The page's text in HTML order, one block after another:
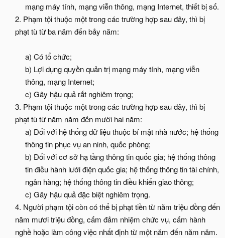
mạng máy tính, mạng viễn thông, mạng Internet, thiết bị số.​
2. Phạm tội thuộc một trong các trường hợp sau đây, thì bị
phạt tù từ ba năm đến bảy năm:
a) Có tổ chức;
b) Lợi dụng quyền quản trị mạng máy tính, mạng viễn
thông, mạng Internet;
c) Gây hậu quả rất nghiêm trọng;​
3. Phạm tội thuộc một trong các trường hợp sau đây, thì bị
phạt tù từ năm năm đến mười hai năm:
a) Đối với hệ thống dữ liệu thuộc bí mật nhà nước; hệ thống
thông tin phục vụ an ninh, quốc phòng;
b) Đối với cơ sở hạ tầng thông tin quốc gia; hệ thống thông
tin điều hành lưới điện quốc gia; hệ thống thông tin tài chính,
ngân hàng; hệ thống thông tin điều khiển giao thông;
c) Gây hậu quả đặc biệt nghiêm trọng.​
4. Người phạm tội còn có thể bị phạt tiền từ năm triệu đồng đến
năm mươi triệu đồng, cấm đảm nhiệm chức vụ, cấm hành
nghề hoặc làm công việc nhất định từ một năm đến năm năm.​